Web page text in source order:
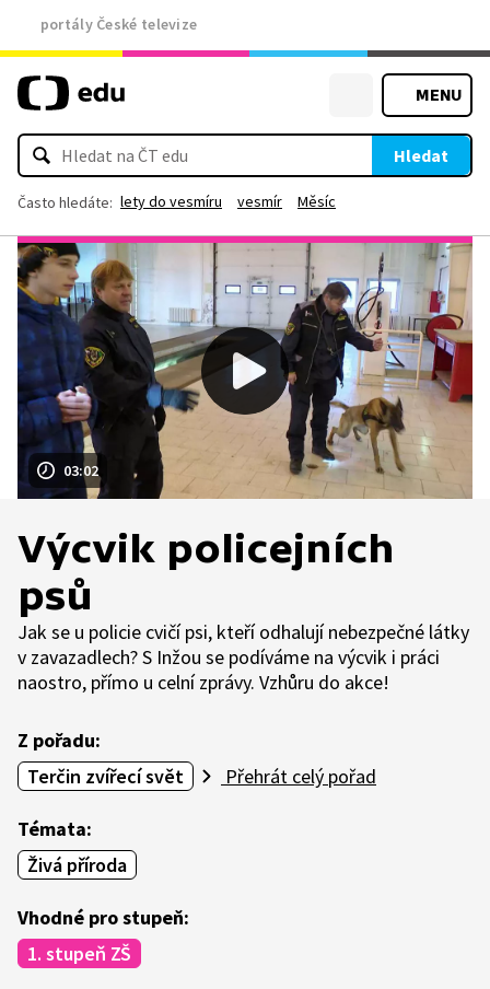
portály České televize
MENU
Hledat
Často hledáte: lety do vesmíru vesmír Měsíc
03:02
Výcvik policejních
psů
Jak se u policie cvičí psi, kteří odhalují nebezpečné látky
v zavazadlech? S Inžou se podíváme na výcvik i práci
naostro, přímo u celní zprávy. Vzhůru do akce!
Z pořadu:
Terčin zvířecí svět
Přehrát celý pořad
Témata:
Živá příroda
Vhodné pro stupeň:
1. stupeň ZŠ